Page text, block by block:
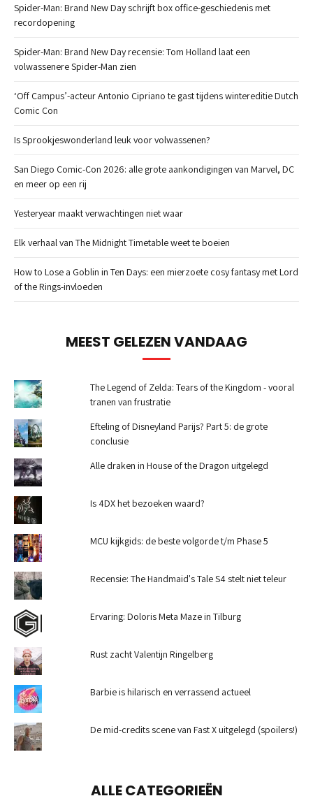
Spider-Man: Brand New Day schrijft box office-geschiedenis met
recordopening
Spider-Man: Brand New Day recensie: Tom Holland laat een
volwassenere Spider-Man zien
‘Off Campus’-acteur Antonio Cipriano te gast tijdens wintereditie Dutch
Comic Con
Is Sprookjeswonderland leuk voor volwassenen?
San Diego Comic-Con 2026: alle grote aankondigingen van Marvel, DC
en meer op een rij
Yesteryear maakt verwachtingen niet waar
Elk verhaal van The Midnight Timetable weet te boeien
How to Lose a Goblin in Ten Days: een mierzoete cosy fantasy met Lord
of the Rings-invloeden
MEEST GELEZEN VANDAAG
The Legend of Zelda: Tears of the Kingdom - vooral
tranen van frustratie
Efteling of Disneyland Parijs? Part 5: de grote
conclusie
Alle draken in House of the Dragon uitgelegd
Is 4DX het bezoeken waard?
MCU kijkgids: de beste volgorde t/m Phase 5
Recensie: The Handmaid's Tale S4 stelt niet teleur
Ervaring: Doloris Meta Maze in Tilburg
Rust zacht Valentijn Ringelberg
Barbie is hilarisch en verrassend actueel
De mid-credits scene van Fast X uitgelegd (spoilers!)
ALLE CATEGORIEËN